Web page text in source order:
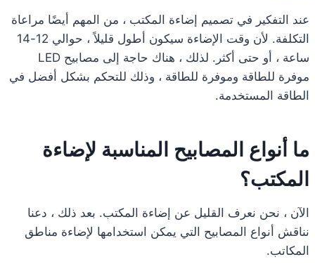
عند التفكير في تصميم إضاءة المكتب ، من المهم أيضًا مراعاة
التكلفة. لأن وقت الإضاءة سيكون أطول قليلاً ، حوالي 12-14
ساعة ، أو حتى أكثر. لذلك ، هناك حاجة إلى مصابيح LED
موفرة للطاقة وموفرة للطاقة ، وذلك للتحكم بشكل أفضل في
الطاقة المستخدمة.
ما أنواع المصابيح المناسبة لإضاءة
المكتب؟
الآن ، نحن نعرف القليل عن إضاءة المكتب. بعد ذلك ، دعنا
نناقش أنواع المصابيح التي يمكن استخدامها لإضاءة مناطق
المكاتب.